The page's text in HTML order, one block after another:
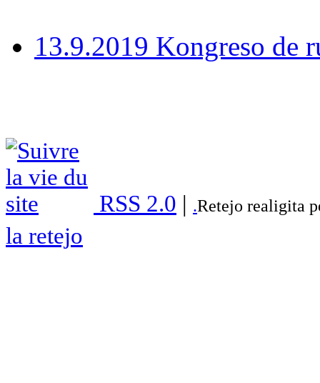
13.9.2019 Kongreso de
RSS 2.0 | .Retejo realigita
la retejo